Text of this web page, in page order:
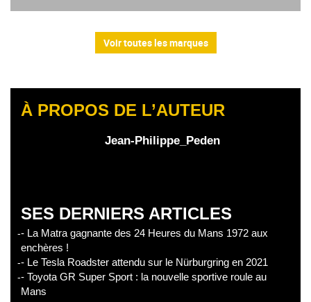
Voir toutes les marques
À PROPOS DE L’AUTEUR
Jean-Philippe_Peden
SES DERNIERS ARTICLES
- La Matra gagnante des 24 Heures du Mans 1972 aux
enchères !
- Le Tesla Roadster attendu sur le Nürburgring en 2021
- Toyota GR Super Sport : la nouvelle sportive roule au
Mans